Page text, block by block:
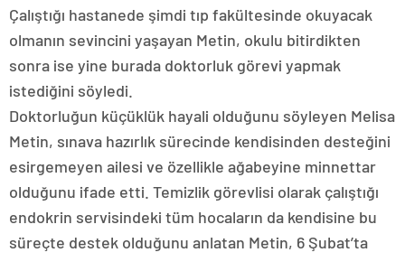
Çalıştığı hastanede şimdi tıp fakültesinde okuyacak
olmanın sevincini yaşayan Metin, okulu bitirdikten
sonra ise yine burada doktorluk görevi yapmak
istediğini söyledi.
Doktorluğun küçüklük hayali olduğunu söyleyen Melisa
Metin, sınava hazırlık sürecinde kendisinden desteğini
esirgemeyen ailesi ve özellikle ağabeyine minnettar
olduğunu ifade etti. Temizlik görevlisi olarak çalıştığı
endokrin servisindeki tüm hocaların da kendisine bu
süreçte destek olduğunu anlatan Metin, 6 Şubat’ta